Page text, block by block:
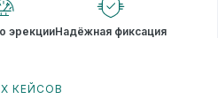
эрекцииНадёжная фиксация
КЕЙСОВ